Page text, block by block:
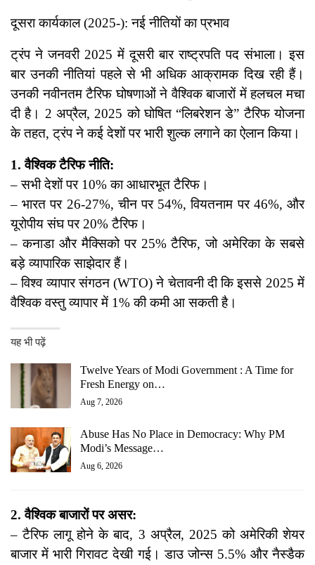
दूसरा कार्यकाल (2025-): नई नीतियों का प्रभाव
ट्रंप ने जनवरी 2025 में दूसरी बार राष्ट्रपति पद संभाला। इस
बार उनकी नीतियां पहले से भी अधिक आक्रामक दिख रही हैं।
उनकी नवीनतम टैरिफ घोषणाओं ने वैश्विक बाजारों में हलचल मचा
दी है। 2 अप्रैल, 2025 को घोषित “लिबरेशन डे” टैरिफ योजना
के तहत, ट्रंप ने कई देशों पर भारी शुल्क लगाने का ऐलान किया।
1. वैश्विक टैरिफ नीति:
– सभी देशों पर 10% का आधारभूत टैरिफ।
– भारत पर 26-27%, चीन पर 54%, वियतनाम पर 46%, और
यूरोपीय संघ पर 20% टैरिफ।
– कनाडा और मैक्सिको पर 25% टैरिफ, जो अमेरिका के सबसे
बड़े व्यापारिक साझेदार हैं।
– विश्व व्यापार संगठन (WTO) ने चेतावनी दी कि इससे 2025 में
वैश्विक वस्तु व्यापार में 1% की कमी आ सकती है।
यह भी पढ़ें
Twelve Years of Modi Government : A Time for
Fresh Energy on…
Aug 7, 2026
Abuse Has No Place in Democracy: Why PM
Modi’s Message…
Aug 6, 2026
2. वैश्विक बाजारों पर असर:
– टैरिफ लागू होने के बाद, 3 अप्रैल, 2025 को अमेरिकी शेयर
बाजार में भारी गिरावट देखी गई। डाउ जोन्स 5.5% और नैस्डैक